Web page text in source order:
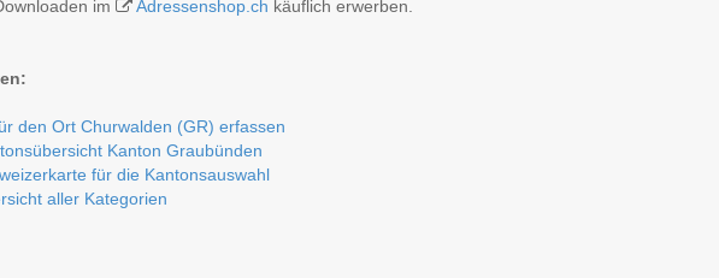
im
Adressenshop.ch käuflich erwerben.
den Ort Churwalden (GR) erfassen
Kanton Graubünden
für die Kantonsauswahl
aller Kategorien